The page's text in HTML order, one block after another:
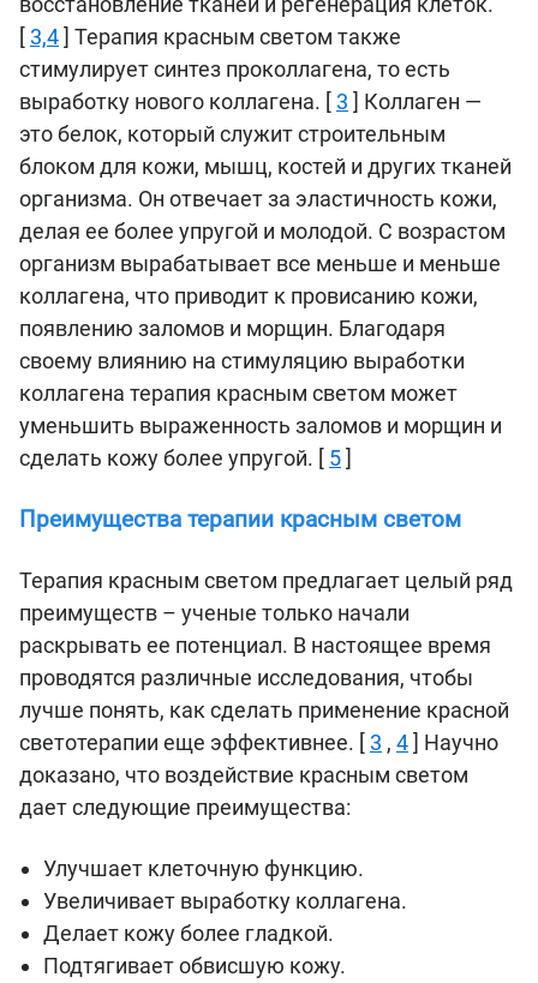
[ 3,4] Терапия красным светом также
стимулирует синтез проколлагена, то есть
выработку нового коллагена. [ 3 ] Коллаген —
это белок, который служит строительным
блоком для кожи, мышц, костей и других тканей
организма. Он отвечает за эластичность кожи,
делая ее более упругой и молодой. С возрастом
организм вырабатывает все меньше и меньше
коллагена, что приводит к провисанию кожи,
появлению заломов и морщин. Благодаря
своему влиянию на стимуляцию выработки
коллагена терапия красным светом может
уменьшить выраженность заломов и морщин и
сделать кожу более упругой. [ 5]
Преимущества терапии красным светом
Терапия красным светом предлагает целый ряд
преимуществ – ученые только начали
раскрывать ее потенциал. В настоящее время
проводятся различные исследования, чтобы
лучше понять, как сделать применение красной
светотерапии еще эффективнее. [ 3 , 4] Научно
доказано, что воздействие красным светом
дает следующие преимущества:
Улучшает клеточную функцию.
Увеличивает выработку коллагена.
Делает кожу более гладкой.
Подтягивает обвисшую кожу.